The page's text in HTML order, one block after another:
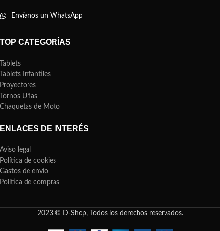
Envíanos un WhatsApp
TOP CATEGORÍAS
Tablets
Tablets Infantiles
Proyectores
Tornos Uñas
Chaquetas de Moto
ENLACES DE INTERÉS
Aviso legal
Política de cookies
Gastos de envío
Política de compras
2023 © D-Shop, Todos los derechos reservados.